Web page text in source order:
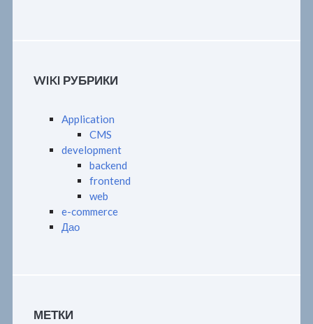
WIKI РУБРИКИ
Application
CMS
development
backend
frontend
web
e-commerce
Дао
МЕТКИ